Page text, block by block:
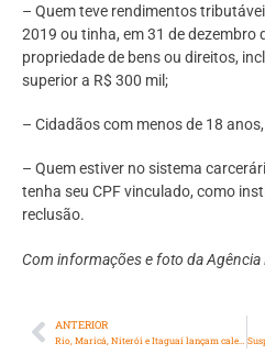
– Quem teve rendimentos
2019 ou tinha, em 31 de dezembro
propriedade de bens ou direitos,
superior a R$ 300 mil;
– Cidadãos com menos de 18
– Quem estiver no sistema
tenha seu CPF vinculado, como
reclusão.
Com informações e foto da Agência
ANTERIOR